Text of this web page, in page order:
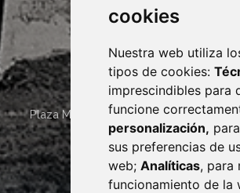
cookies
Nuestra web utiliza
tipos de cookies:
imprescindibles para
funcione
personalización,
sus preferencias de
web; Analíticas, para
funcionamiento de la
Plaza Mayor 4 22400 MONZÓN -
· (34) 974 400 700 ·
sac@monzon.es
monzon.es